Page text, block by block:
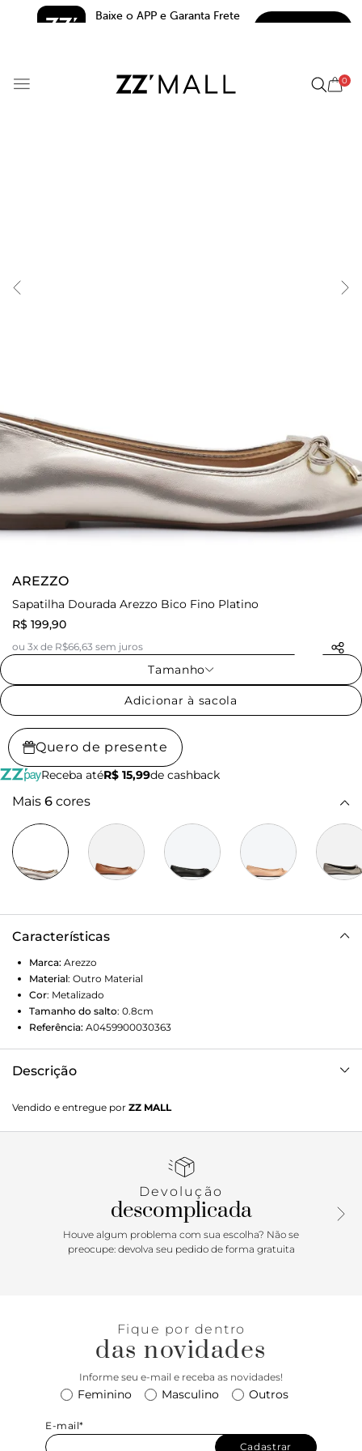
Baixe o APP e Garanta Frete
0
AREZZO
Sapatilha Dourada Arezzo Bico Fino Platino
R$ 199,90
ou 3x de R$66,63 sem juros
Tamanho
Adicionar à sacola
Quero de presente
Receba atéR$ 15,99de cashback
Mais 6 cores
Características
Marca: Arezzo
Material: Outro Material
Cor: Metalizado
Tamanho do salto: 0.8cm
Referência: A0459900030363
Descrição
metalizado, detalhe laço na parte frontal.
metalizados com moderação, a sapatilha pode ser o
arremate fashionista perfeito para seu look do dia.
Vendido e entregue por ZZ MALL
Devolução
descomplicada
Houve algum problema com sua escolha? Não se
preocupe: devolva seu pedido de forma gratuita
Fique por dentro
das novidades
Informe seu e-mail e receba as novidades!
Feminino Masculino Outros
E-mail*
Cadastrar